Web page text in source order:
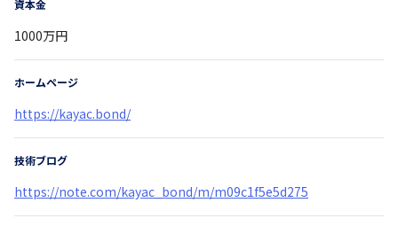
資本金
1000万円
ホームページ
https://kayac.bond/
技術ブログ
https://note.com/kayac_bond/m/m09c1f5e5d275